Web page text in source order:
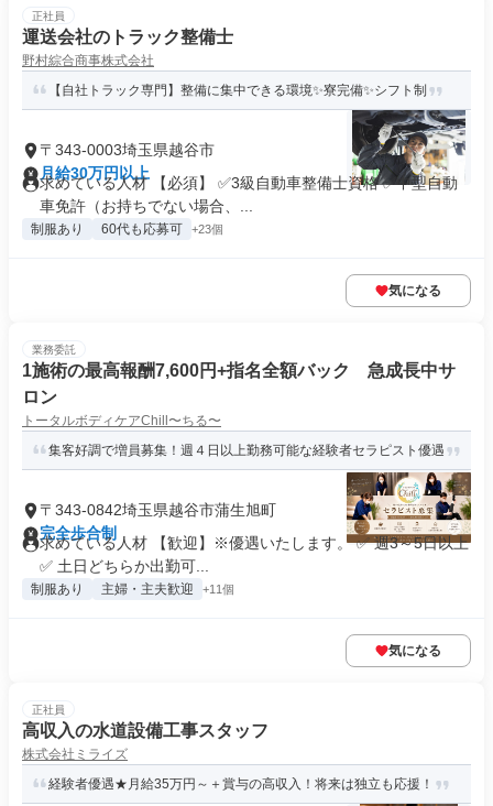
正社員
運送会社のトラック整備士
野村綜合商事株式会社
【自社トラック専門】整備に集中できる環境✨寮完備✨シフト制
〒343-0003埼玉県越谷市
月給30万円以上
求めている人材 【必須】 ✅3級自動車整備士資格 ✅中型自動
車免許（お持ちでない場合、...
制服あり 60代も応募可 +23個
気になる
業務委託
1施術の最高報酬7,600円+指名全額バック 急成長中サ
ロン
トータルボディケアChill〜ちる〜
集客好調で増員募集！週４日以上勤務可能な経験者セラピスト優遇
〒343-0842埼玉県越谷市蒲生旭町
完全歩合制
求めている人材 【歓迎】※優遇いたします。 ✅ 週3～5日以上
✅ 土日どちらか出勤可...
制服あり 主婦・主夫歓迎 +11個
気になる
正社員
高収入の水道設備工事スタッフ
株式会社ミライズ
経験者優遇★月給35万円～＋賞与の高収入！将来は独立も応援！